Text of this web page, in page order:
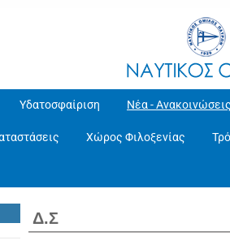
Υδατοσφαίριση Νέα -
Χώρος Φιλοξενίας
Δ.Σ